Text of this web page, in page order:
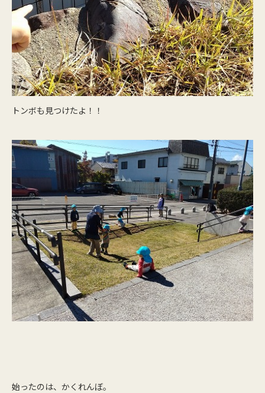
トンボも見つけたよ！！
始ったのは、かくれんぼ。